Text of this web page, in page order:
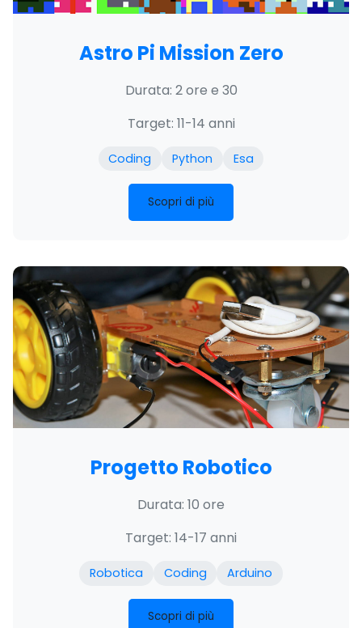
Astro Pi Mission Zero
Durata: 2 ore e 30
Target: 11-14 anni
Coding Python Esa
Scopri di più
Progetto Robotico
Durata: 10 ore
Target: 14-17 anni
Robotica Coding Arduino
Scopri di più